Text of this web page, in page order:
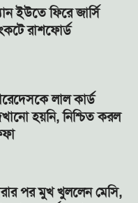
ইউতে ফিরে জার্সি
রাশফোর্ড
লাল কার্ড
হয়নি, নিশ্চিত করল
পর মুখ খুললেন মেসি,